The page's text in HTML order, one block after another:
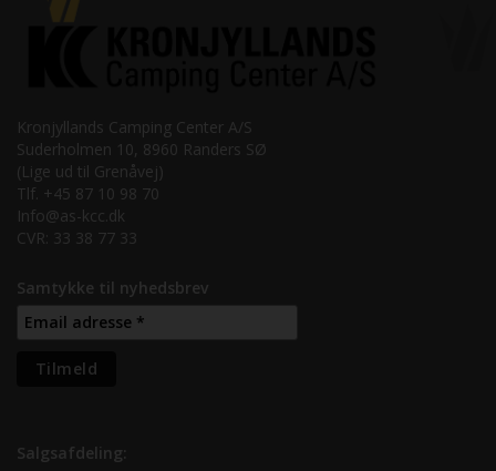
Kronjyllands Camping Center A/S
Suderholmen 10, 8960 Randers SØ
(Lige ud til Grenåvej)
Tlf. +45 87 10 98 70
Info@as-kcc.dk
CVR: 33 38 77 33
Samtykke til nyhedsbrev
Salgsafdeling: